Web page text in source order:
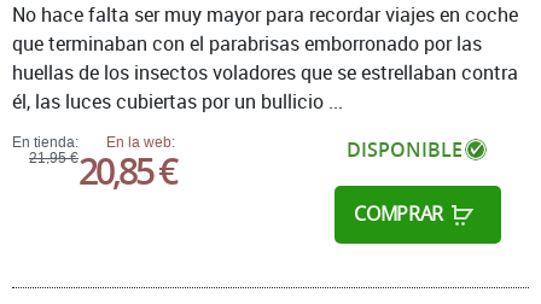
En tienda:
21,95 €
En la web:
20,85 € DISPONIBLE
COMPRAR
No hace falta ser muy mayor para recordar viajes en coche
que terminaban con el parabrisas emborronado por las
huellas de los insectos voladores que se estrellaban contra
él, las luces cubiertas por un bullicio ...